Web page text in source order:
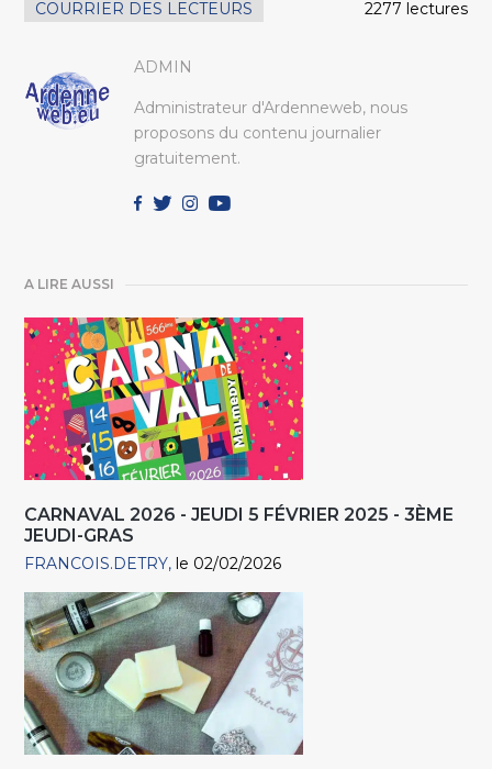
COURRIER DES LECTEURS 2277 lectures
ADMIN
Administrateur d'Ardenneweb, nous
proposons du contenu journalier
gratuitement.
A LIRE AUSSI
CARNAVAL 2026 - JEUDI 5 FÉVRIER 2025 - 3ÈME
JEUDI-GRAS
FRANCOIS.DETRY le 02/02/2026